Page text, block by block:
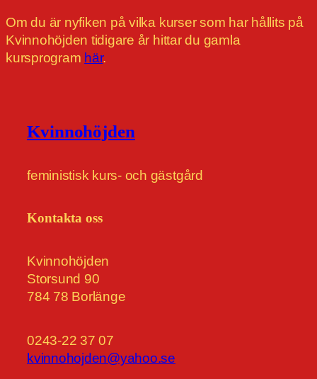
Om du är nyfiken på vilka kurser som har hållits på
Kvinnohöjden tidigare år hittar du gamla
kursprogram här.
Kvinnohöjden
feministisk kurs- och gästgård
Kontakta oss
Kvinnohöjden
Storsund 90
784 78 Borlänge
0243-22 37 07
kvinnohojden@yahoo.se